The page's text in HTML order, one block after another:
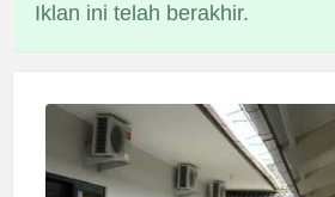
Iklan ini telah berakhir.